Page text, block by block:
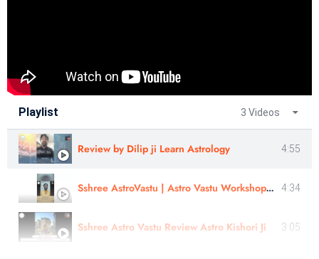
Playlist 3 Videos
Review by Dilip ji Learn Astrology 4:55
Sshree AstroVastu | Astro Vastu Workshop | Review | Healer Shivsharn ji 4:34
Sshree Astro Vastu Review Astro Kishori Ji 3:05